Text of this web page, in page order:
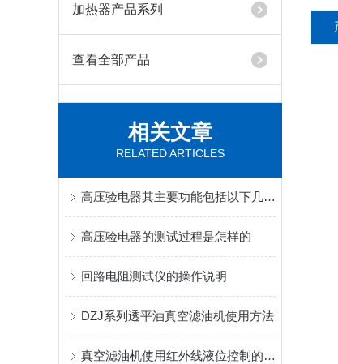
加热器产品系列
查看全部产品
相关文章
RELATED ARTICLES
高压验电器其主要功能包括以下几个方面
高压验电器的测试过程是怎样的
回路电阻测试仪的操作说明
DZJ系列透平油真空滤油机使用方法
真空滤油机使用红外线液位控制的优势